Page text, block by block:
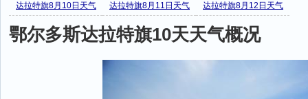
达拉特旗8月10日天气 达拉特旗8月11日天气 达拉特旗8月12日天气
鄂尔多斯达拉特旗10天天气概况